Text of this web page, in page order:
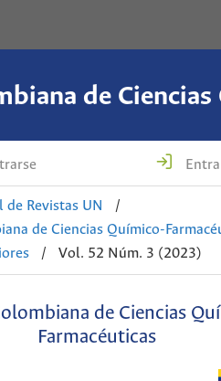
de Revistas UN
/
de Ciencias Químico-
/ Vol. 52 Núm. 3 (2023)
de Ciencias
Farmacéuticas